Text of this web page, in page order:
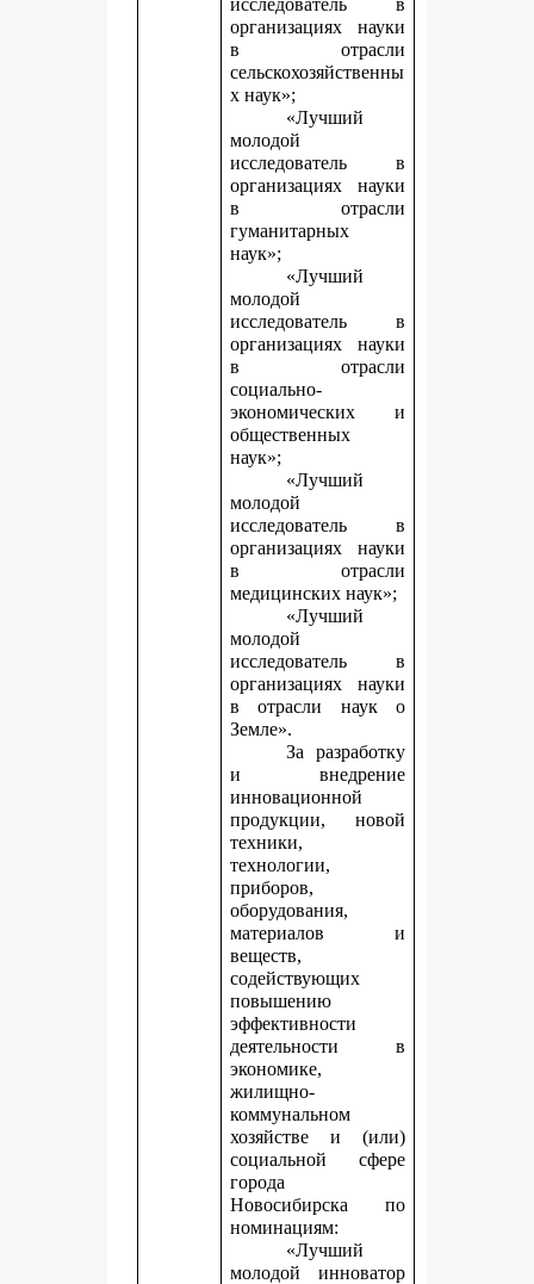
исследователь в
организациях науки
в отрасли
сельскохозяйственны
х наук»;
«Лучший
молодой
исследователь в
организациях науки
в отрасли
гуманитарных
наук»;
«Лучший
молодой
исследователь в
организациях науки
в отрасли
социально-
экономических и
общественных
наук»;
«Лучший
молодой
исследователь в
организациях науки
в отрасли
медицинских наук»;
«Лучший
молодой
исследователь в
организациях науки
в отрасли наук о
Земле».
За разработку
и внедрение
инновационной
продукции, новой
техники,
технологии,
приборов,
оборудования,
материалов и
веществ,
содействующих
повышению
эффективности
деятельности в
экономике,
жилищно-
коммунальном
хозяйстве и (или)
социальной сфере
города
Новосибирска по
номинациям:
«Лучший
молодой инноватор